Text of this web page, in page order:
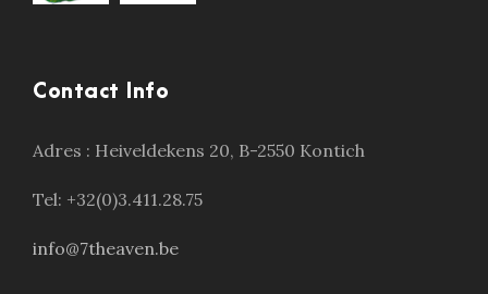
Contact Info
Adres : Heiveldekens 20, B-2550 Kontich
Tel: +32(0)3.411.28.75
info@7theaven.be